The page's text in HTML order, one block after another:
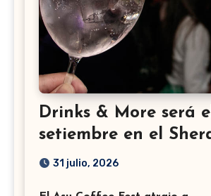
Drinks & More será
setiembre en el
31 julio, 2026